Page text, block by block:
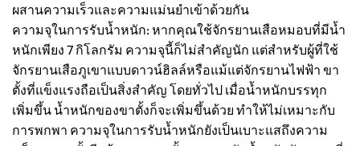
ผสานความเร็วและความแม่นยำเข้าด้วยกัน
ความจุในการรับน้ำหนัก: หากคุณใช้จักรยานเสือหมอบที่มีน้ำ
หนักเพียง 7 กิโลกรัม ความจุนี้ก็ไม่สำคัญนัก แต่สำหรับผู้ที่ใช้
จักรยานเสือภูเขาแบบดาวน์ฮิลล์หรือแม้แต่จักรยานไฟฟ้า ขา
ตั้งที่แข็งแรงถือเป็นสิ่งสำคัญ โดยทั่วไป เมื่อน้ำหนักบรรทุก
เพิ่มขึ้น น้ำหนักของขาตั้งก็จะเพิ่มขึ้นด้วย ทำให้ไม่เหมาะกับ
การพกพา ความจุในการรับน้ำหนักยังเป็นเบาะแสถึงความ